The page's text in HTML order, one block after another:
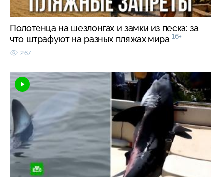
Полотенца на шезлонгах и замки из песка: за
что штрафуют на разных пляжах мира 16+
267